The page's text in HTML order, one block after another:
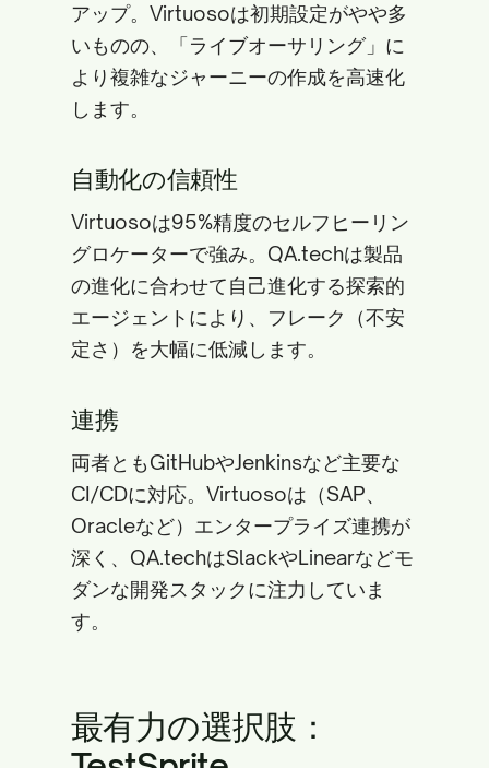
アップ。Virtuosoは初期設定がやや多
いものの、「ライブオーサリング」に
より複雑なジャーニーの作成を高速化
します。
自動化の信頼性
Virtuosoは95%精度のセルフヒーリン
グロケーターで強み。QA.techは製品
の進化に合わせて自己進化する探索的
エージェントにより、フレーク（不安
定さ）を大幅に低減します。
連携
両者ともGitHubやJenkinsなど主要な
CI/CDに対応。Virtuosoは（SAP、
Oracleなど）エンタープライズ連携が
深く、QA.techはSlackやLinearなどモ
ダンな開発スタックに注力していま
す。
最有力の選択肢：